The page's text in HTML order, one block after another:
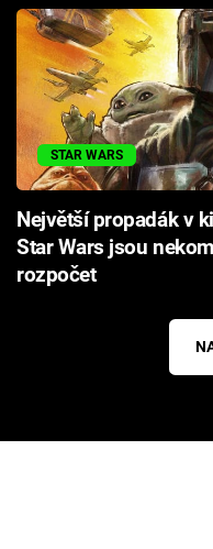
STAR WARS
Největší propadák v
Star Wars jsou
rozpočet